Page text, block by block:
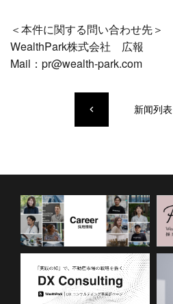
＜本件に関する問い合わせ先＞
WealthPark株式会社 広報
Mail：pr@wealth-park.com
keyboard_arrow_left 新闻列表